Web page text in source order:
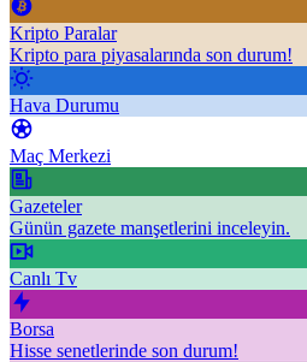
Kripto Paralar
Kripto para piyasalarında son durum!
Hava Durumu
Maç Merkezi
Gazeteler
Günün gazete manşetlerini inceleyin.
Canlı Tv
Borsa
Hisse senetlerinde son durum!